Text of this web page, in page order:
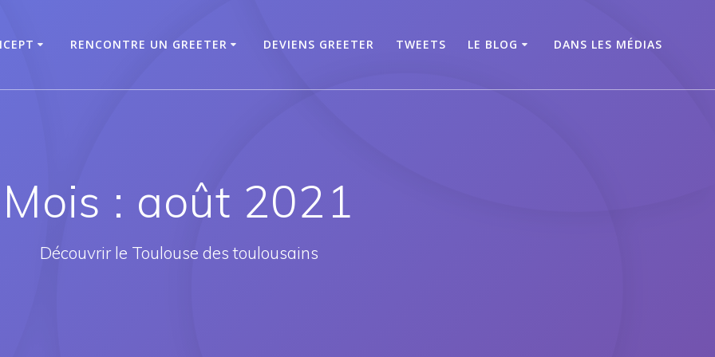
RENCONTRE UN GREETER DEVIENS GREETER TWEETS LE BLOG DANS LES MÉDIAS
Mois : août 2021
Découvrir le Toulouse des toulousains